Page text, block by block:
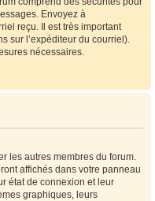
Envoyez à
reçu. Il est très important
sur l’expéditeur du courriel).
nécessaires.
les autres membres du forum.
affichés dans votre panneau
état de connexion et leur
graphiques, leurs